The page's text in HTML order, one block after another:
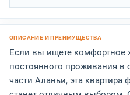
Если вы ищете комфортное
постоянного проживания в
части Аланьи, эта